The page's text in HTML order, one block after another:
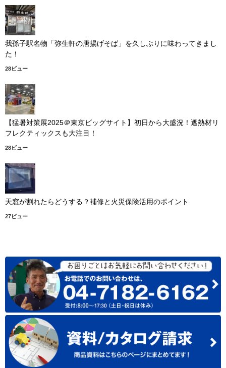
我孫子駅名物「弥生軒の唐揚げそば」を久しぶりに味わってきまし
た！
28ビュー
【猛暑対策展2025＠東京ビッグサイト】初日から大盛況！遮熱材リ
フレクティックスも大注目！
28ビュー
天窓が割れたらどうする？補修と火災保険活用のポイント
27ビュー